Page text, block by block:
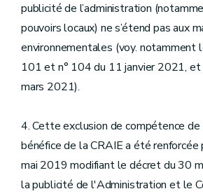
publicité de l’administration
pouvoirs locaux) ne s’étend pas aux
environnementales (voy. notamment
101 et n° 104 du 11 janvier 2021, et
mars 2021).
4. Cette exclusion de compétence
bénéfice de la CRAIE a été
mai 2019 modifiant le décret du 30
la publicité de l'Administration et le